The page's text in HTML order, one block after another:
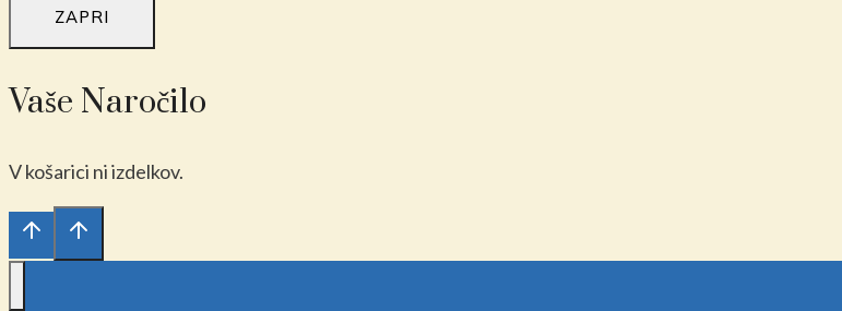
ZAPRI
Vaše Naročilo
V košarici ni izdelkov.